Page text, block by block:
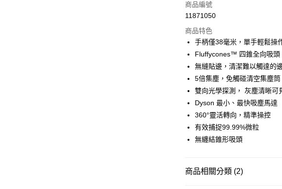
合作金庫商業銀行
華南商業銀行
上海商業儲蓄銀行
國泰世華商業銀行
臺灣中小企業銀行
匯豐（台灣）商業銀行
聯邦商業銀行
元大商業銀行
玉山商業銀行
台新國際商業銀行
台灣樂天信用卡公司
6 期 0 利率 每期
華南商業銀行
上海商業儲蓄銀行
國泰世華商業銀行
臺灣中小企業銀行
匯豐（台灣）商業銀行
元大商業銀行
玉山商業銀行
台新國際商業銀行
台灣樂天信用卡公司
即享券
LINE Pay
Apple Pay
街口支付
ATM付款
宅配
商品編號
11871050
商品特色
手柄僅38毫米，單手輕鬆操
Fluffycones™ 四錐全向吸頭
無縫貼邊，清潔難以觸達的
5倍集塵，免觸碰清空集塵筒
雙向光學探測， 灰塵清晰可
Dyson 最小、最快吸塵馬達
360°靈活轉向，精準操控
有效捕捉99.99%微粒
無纏結錐形吸頭
商品相關分類 (2)